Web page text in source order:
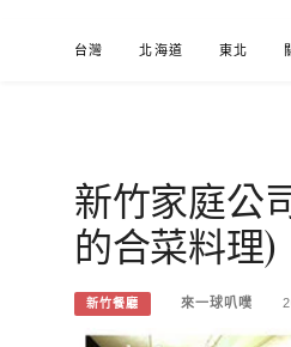
台灣 北海道 東北
來一球
分享日本自助部落格
新竹家庭公
的合菜料理)
新竹餐廳 來一球叭噗